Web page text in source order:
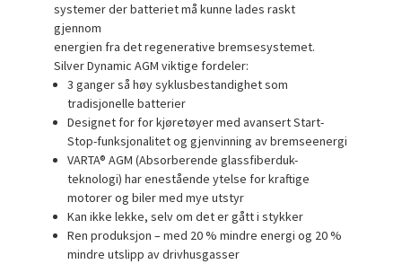
systemer der batteriet må kunne lades raskt
gjennom
energien fra det regenerative bremsesystemet.
Silver Dynamic AGM viktige fordeler:
3 ganger så høy syklusbestandighet som
tradisjonelle batterier
Designet for for kjøretøyer med avansert Start-
Stop-funksjonalitet og gjenvinning av bremseenergi
VARTA® AGM (Absorberende glassfiberduk-
teknologi) har enestående ytelse for kraftige
motorer og biler med mye utstyr
Kan ikke lekke, selv om det er gått i stykker
Ren produksjon – med 20 % mindre energi og 20 %
mindre utslipp av drivhusgasser